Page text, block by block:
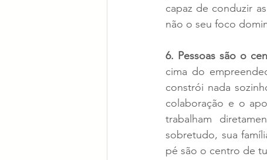
capaz de conduzir
não o seu foco
6. Pessoas são o
cima do
constrói nada
colaboração e o
trabalham
sobretudo, sua
pé são o centro de